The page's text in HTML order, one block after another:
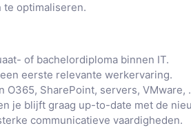
te optimaliseren.
of bachelordiploma binnen IT.
eerste relevante werkervaring.
O365, SharePoint, servers, VMware,
je blijft graag up-to-date met de
communicatieve vaardigheden.